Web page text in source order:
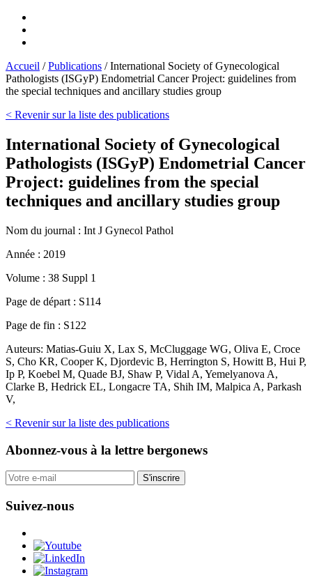
Accueil /Publications /International Society of Gynecological
Pathologists (ISGyP) Endometrial Cancer Project: guidelines from
the special techniques and ancillary studies group
< Revenir sur la liste des publications
International Society of Gynecological
Pathologists (ISGyP) Endometrial Cancer
Project: guidelines from the special
techniques and ancillary studies group
Nom du journal : Int J Gynecol Pathol
Année : 2019
Volume : 38 Suppl 1
Page de départ : S114
Page de fin : S122
Auteurs: Matias-Guiu X, Lax S, McCluggage WG, Oliva E, Croce
S, Cho KR, Cooper K, Djordevic B, Herrington S, Howitt B, Hui P,
Ip P, Koebel M, Quade BJ, Shaw P, Vidal A, Yemelyanova A,
Clarke B, Hedrick EL, Longacre TA, Shih IM, Malpica A, Parkash
V,
< Revenir sur la liste des publications
Abonnez-vous à la lettre bergonews
S'inscrire
Suivez-nous